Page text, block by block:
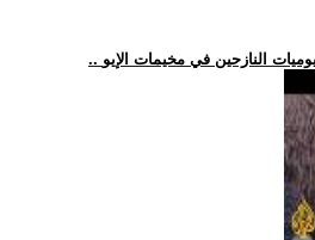
النازحين في مخيمات الإيو